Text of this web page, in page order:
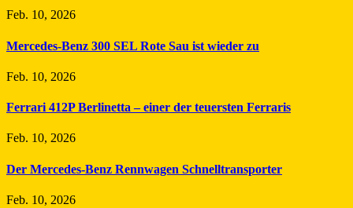
Feb. 10, 2026
Mercedes-Benz 300 SEL Rote Sau ist wieder zu
Feb. 10, 2026
Ferrari 412P Berlinetta – einer der teuersten Ferraris
Feb. 10, 2026
Der Mercedes-Benz Rennwagen Schnelltransporter
Feb. 10, 2026